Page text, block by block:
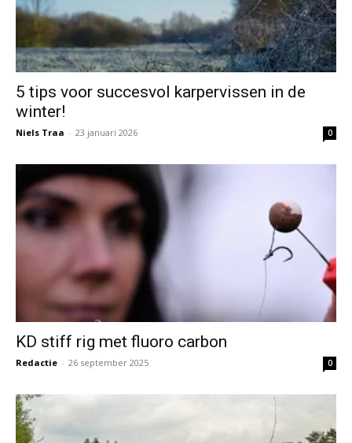
5 tips voor succesvol karpervissen in de
winter!
Niels Traa - 23 januari 2026 0
KD stiff rig met fluoro carbon
Redactie - 26 september 2025 0